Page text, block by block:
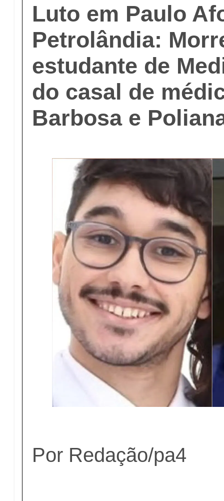
Luto em Paulo
Petrolândia:
estudante de
do casal de
Barbosa e
Por Redação/pa4